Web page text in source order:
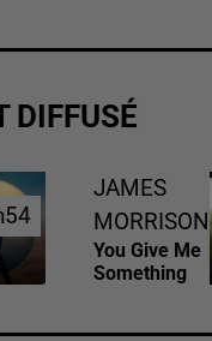
DIFFUSÉ
JAMES
MORRISON
You Give Me
Something